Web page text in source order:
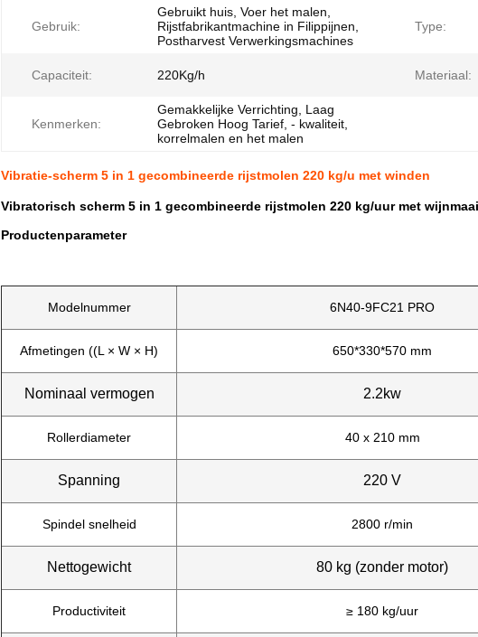
Gebruik:
Gebruikt huis, Voer het malen,
Rijstfabrikantmachine in Filippijnen,
Postharvest Verwerkingsmachines
Type:
Capaciteit: 220Kg/h Materiaal:
Kenmerken:
Gemakkelijke Verrichting, Laag
Gebroken Hoog Tarief, - kwaliteit,
korrelmalen en het malen
Vibratie-scherm 5 in 1 gecombineerde rijstmolen 220 kg/u met winden
Vibratorisch scherm 5 in 1 gecombineerde rijstmolen 220 kg/uur met
Productenparameter
Modelnummer 6N40-9FC21 PRO
Afmetingen ((L × W × H) 650*330*570 mm
Nominaal vermogen 2.2kw
Rollerdiameter 40 x 210 mm
Spanning 220 V
Spindel snelheid 2800 r/min
Nettogewicht 80 kg (zonder motor)
Productiviteit ≥ 180 kg/uur